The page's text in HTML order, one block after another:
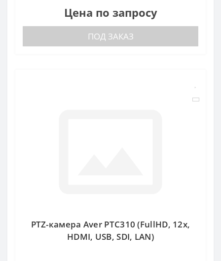
Цена по запросу
ПОД ЗАКАЗ
PTZ-камера Aver PTC310 (FullHD, 12x,
HDMI, USB, SDI, LAN)